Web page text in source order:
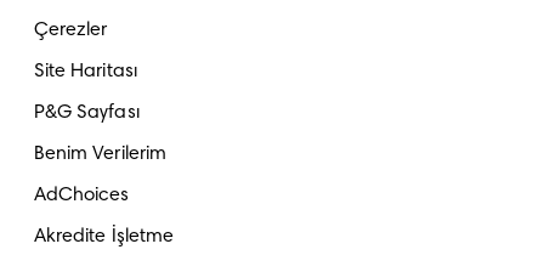
Çerezler
Site Haritası
P&G Sayfası
Benim Verilerim
AdChoices
Akredite İşletme